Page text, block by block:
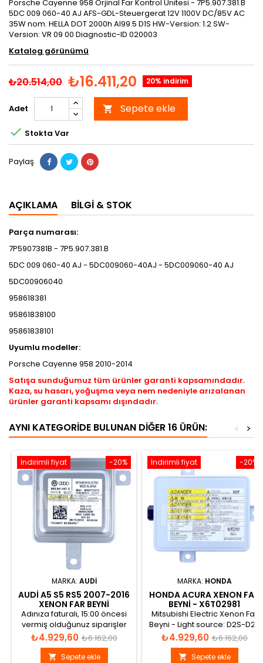
Porsche Cayenne 958 Orjinal Far Kontrol Ünitesi - 7P5.907.381.B
5DC 009 060-40 AJ AFS-GDL-Steuergerat 12V 1100V DC/85V AC
35W nom. HELLA DOT 2000h Al99.5 D1S HW-Version: 1.2 SW-
Version: VR 09 00 Diagnostic-ID 020003
Katalog görünümü
₺20.514,00 ₺16.411,20 20% indirim
Adet  Sepete ekle
 Stokta Var
Paylaş
AÇIKLAMA BILGI & STOK
Parça numarası:
7P5907381B - 7P5.907.381.B
5DC 009 060-40 AJ - 5DC009060-40AJ - 5DC009060-40 AJ
5DC00906040
958618381
95861838100
95861838101
Uyumlu modeller:
Porsche Cayenne 958 2010-2014
Satışa sunduğumuz tüm ürünler garanti kapsamındadır.
Kaza, su hasarı, yoğuşma veya nem nedeniyle arızalanan
ürünler garanti kapsamı dışındadır.
AYNI KATEGORIDE BULUNAN DIĞER 16 ÜRÜN: >
<
-20%
İndirimli fiyat
MARKA: AUDI
AUDI A5 S5 RS5 2007-2016
XENON FAR BEYNI
8K0941597E
Adınıza faturalı, 15:00 öncesi
vermiş olduğunuz siparişler
aynı gün gönderilir.
Fiyat
₺4.929,60 Normal
fiyat
₺6.162,00
 Sepete ekle
-20%
İndirimli fiyat
MARKA: HONDA
HONDA ACURA XENON FAR
BEYNI - X6T02981
X6T02971
Mitsubishi Electric Xenon Far
Beyni - Light source: D2S-D2R
2000H INPUT VOLTAGE:
DC13.5V OUTPUT VOLTAGE,
POWER: 85V, 34W Open
Fiyat
₺4.929,60 Normal
fiyat
₺6.162,00
 Sepete ekle